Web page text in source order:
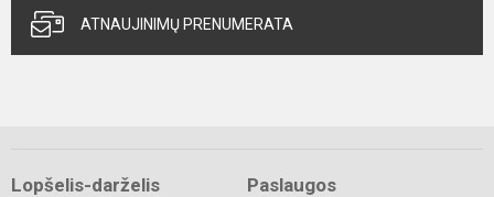
ATNAUJINIMŲ PRENUMERATA
Lopšelis-darželis Paslaugos